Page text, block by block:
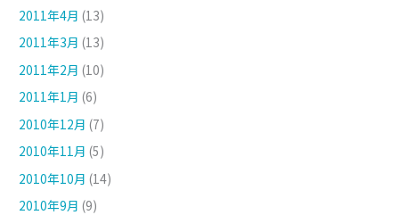
2011年4月 (13)
2011年3月 (13)
2011年2月 (10)
2011年1月 (6)
2010年12月 (7)
2010年11月 (5)
2010年10月 (14)
2010年9月 (9)